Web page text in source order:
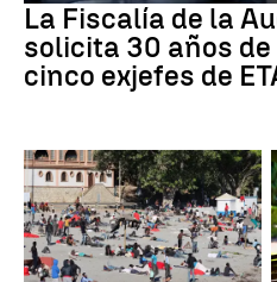
La Fiscalía de la
solicita 30 años
cinco exjefes de
Crisis migratoria